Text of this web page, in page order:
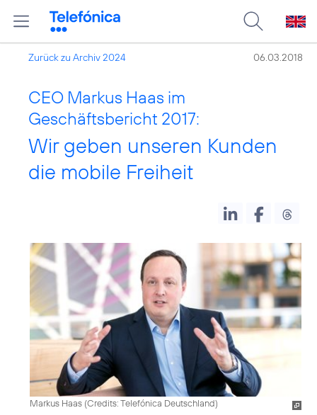
Zurück zu Archiv 2024 06.03.2018
CEO Markus Haas im
Geschäftsbericht 2017:
Wir geben unseren Kunden
die mobile Freiheit
Markus Haas (Credits: Telefónica Deutschland)